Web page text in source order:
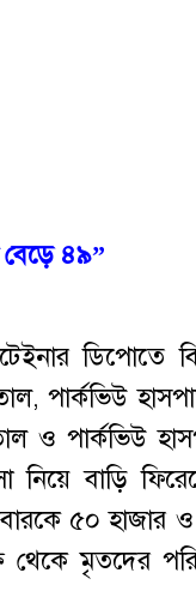
বেড়ে ৪৯”
ডিপোতে
পার্কভিউ
ও পার্কভিউ
বাড়ি
৫০
থেকে মৃতদের